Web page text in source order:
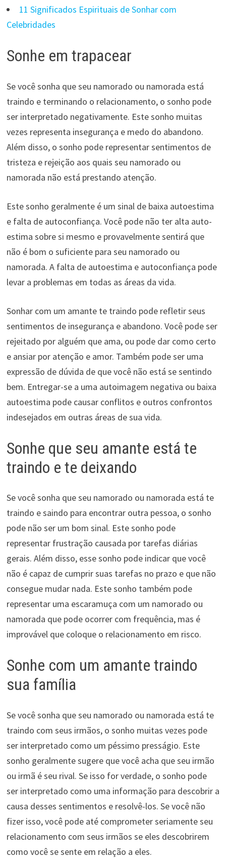
11 Significados Espirituais de Sonhar com
Celebridades
Sonhe em trapacear
Se você sonha que seu namorado ou namorada está
traindo e terminando o relacionamento, o sonho pode
ser interpretado negativamente. Este sonho muitas
vezes representa insegurança e medo do abandono.
Além disso, o sonho pode representar sentimentos de
tristeza e rejeição aos quais seu namorado ou
namorada não está prestando atenção.
Este sonho geralmente é um sinal de baixa autoestima
e falta de autoconfiança. Você pode não ter alta auto-
estima sobre si mesmo e provavelmente sentirá que
não é bom o suficiente para seu namorado ou
namorada. A falta de autoestima e autoconfiança pode
levar a problemas em todas as áreas da vida.
Sonhar com um amante te traindo pode refletir seus
sentimentos de insegurança e abandono. Você pode ser
rejeitado por alguém que ama, ou pode dar como certo
e ansiar por atenção e amor. Também pode ser uma
expressão de dúvida de que você não está se sentindo
bem. Entregar-se a uma autoimagem negativa ou baixa
autoestima pode causar conflitos e outros confrontos
indesejados em outras áreas de sua vida.
Sonhe que seu amante está te
traindo e te deixando
Se você sonha que seu namorado ou namorada está te
traindo e saindo para encontrar outra pessoa, o sonho
pode não ser um bom sinal. Este sonho pode
representar frustração causada por tarefas diárias
gerais. Além disso, esse sonho pode indicar que você
não é capaz de cumprir suas tarefas no prazo e que não
consegue mudar nada. Este sonho também pode
representar uma escaramuça com um namorado ou
namorada que pode ocorrer com frequência, mas é
improvável que coloque o relacionamento em risco.
Sonhe com um amante traindo
sua família
Se você sonha que seu namorado ou namorada está te
traindo com seus irmãos, o sonho muitas vezes pode
ser interpretado como um péssimo presságio. Este
sonho geralmente sugere que você acha que seu irmão
ou irmã é seu rival. Se isso for verdade, o sonho pode
ser interpretado como uma informação para descobrir a
causa desses sentimentos e resolvê-los. Se você não
fizer isso, você pode até comprometer seriamente seu
relacionamento com seus irmãos se eles descobrirem
como você se sente em relação a eles.